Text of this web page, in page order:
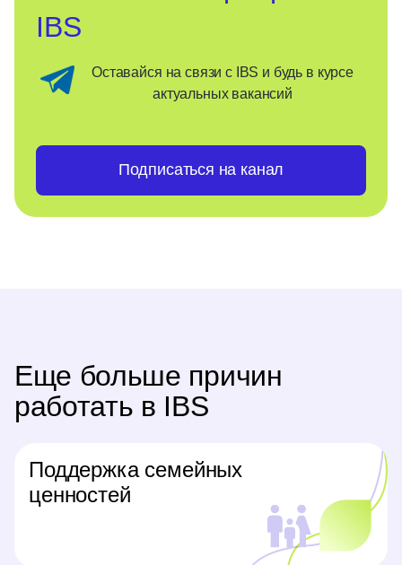
IBS
Оставайся на связи с IBS и будь в курсе
актуальных вакансий
Подписаться на канал
Еще больше причин
работать в IBS
Поддержка семейных
ценностей